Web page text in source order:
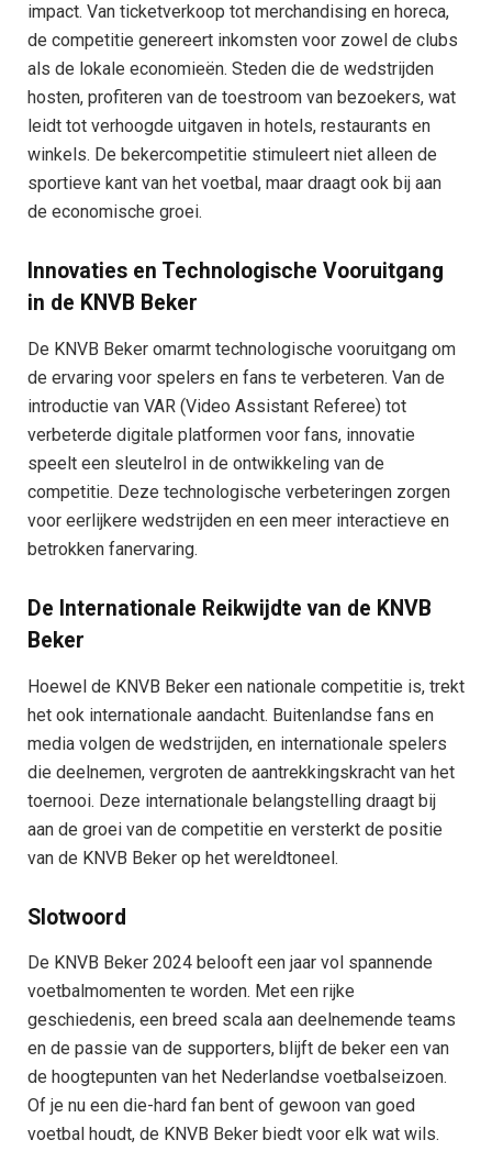
impact. Van ticketverkoop tot merchandising en horeca,
de competitie genereert inkomsten voor zowel de clubs
als de lokale economieën. Steden die de wedstrijden
hosten, profiteren van de toestroom van bezoekers, wat
leidt tot verhoogde uitgaven in hotels, restaurants en
winkels. De bekercompetitie stimuleert niet alleen de
sportieve kant van het voetbal, maar draagt ook bij aan
de economische groei.
Innovaties en Technologische Vooruitgang
in de KNVB Beker
De KNVB Beker omarmt technologische vooruitgang om
de ervaring voor spelers en fans te verbeteren. Van de
introductie van VAR (Video Assistant Referee) tot
verbeterde digitale platformen voor fans, innovatie
speelt een sleutelrol in de ontwikkeling van de
competitie. Deze technologische verbeteringen zorgen
voor eerlijkere wedstrijden en een meer interactieve en
betrokken fanervaring.
De Internationale Reikwijdte van de KNVB
Beker
Hoewel de KNVB Beker een nationale competitie is, trekt
het ook internationale aandacht. Buitenlandse fans en
media volgen de wedstrijden, en internationale spelers
die deelnemen, vergroten de aantrekkingskracht van het
toernooi. Deze internationale belangstelling draagt bij
aan de groei van de competitie en versterkt de positie
van de KNVB Beker op het wereldtoneel.
Slotwoord
De KNVB Beker 2024 belooft een jaar vol spannende
voetbalmomenten te worden. Met een rijke
geschiedenis, een breed scala aan deelnemende teams
en de passie van de supporters, blijft de beker een van
de hoogtepunten van het Nederlandse voetbalseizoen.
Of je nu een die-hard fan bent of gewoon van goed
voetbal houdt, de KNVB Beker biedt voor elk wat wils.